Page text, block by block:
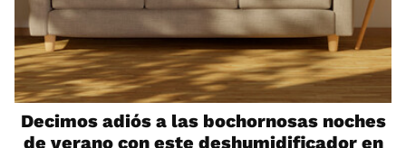
Decimos adiós a las bochornosas noches
de verano con este deshumidificador en